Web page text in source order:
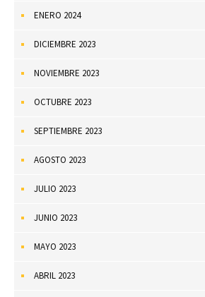
ENERO 2024
DICIEMBRE 2023
NOVIEMBRE 2023
OCTUBRE 2023
SEPTIEMBRE 2023
AGOSTO 2023
JULIO 2023
JUNIO 2023
MAYO 2023
ABRIL 2023